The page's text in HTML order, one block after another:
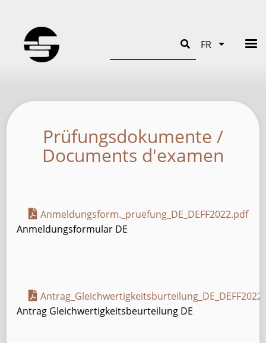
FR Lister les
Prüfungsdokumente /
Documents d'examen
Anmeldungsform._pruefung_DE_DEFF2022.pdf
Anmeldungsformular DE
Antrag Gleichwertigkeitsbeurteilung DE